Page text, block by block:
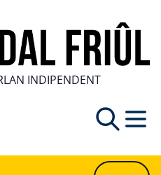
INDIPENDENT